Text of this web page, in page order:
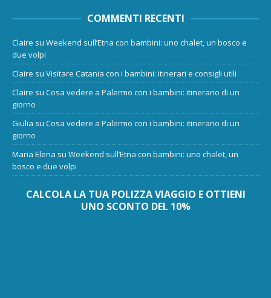
COMMENTI RECENTI
Claire su Weekend sull’Etna con bambini: uno chalet, un bosco e
due volpi
Claire su Visitare Catania con i bambini: itinerari e consigli utili
Claire su Cosa vedere a Palermo con i bambini: itinerario di un
giorno
Giulia su Cosa vedere a Palermo con i bambini: itinerario di un
giorno
Maria Elena su Weekend sull’Etna con bambini: uno chalet, un
bosco e due volpi
CALCOLA LA TUA POLIZZA VIAGGIO E OTTIENI
UNO SCONTO DEL 10%